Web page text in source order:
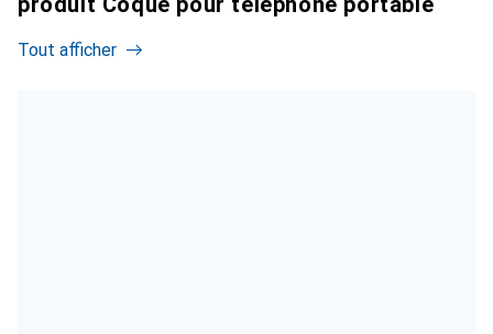
Tout afficher